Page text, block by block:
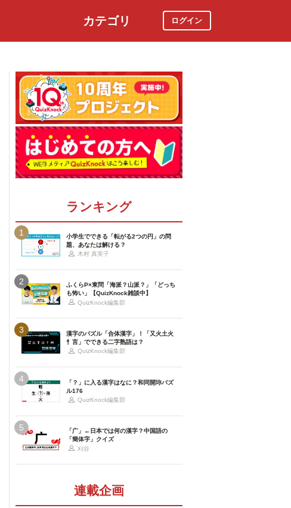
カテゴリ ログイン
ランキング
1
小学生でできる「転がる2つの円」の問
題、あなたは解ける？
木村 真実子
2
ふくらP×東問「海派？山派？」「どっち
も怖い」【QuizKnock雑談中】
QuizKnock編集部
3
漢字のパズル「合体漢字」！「又火土火
忄言」でできる二字熟語は？
QuizKnock編集部
4
「？」に入る漢字はなに？和同開珎パズ
ル176
QuizKnock編集部
5
「广」←日本では何の漢字？中国語の
「簡体字」クイズ
刈谷
連載企画